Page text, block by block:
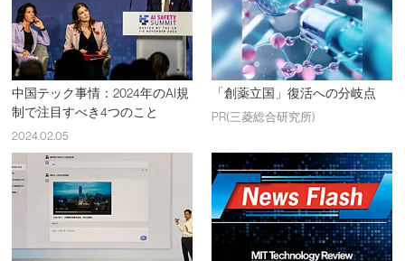
中国テック事情：2024年のAI規
制で注目すべき4つのこと
2024.02.05
「創薬立国」復活への分岐点
PR(三菱総合研究所)